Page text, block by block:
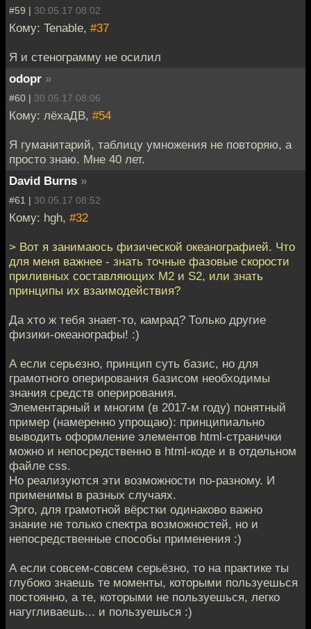
#59 | 30.05.17 08:02
Кому: Tenable, #37
Я и стенограмму не осилил
odopr »
#60 | 30.05.17 08:06
Кому: лёхаДВ, #54
Я гуманитарий, таблицу умножения не повторяю, а
просто знаю. Мне 40 лет.
David Burns »
#61 | 30.05.17 08:52
Кому: hgh, #32
> Вот я занимаюсь физической океанографией. Что
для меня важнее - знать точные фазовые скорости
приливных составляющих М2 и S2, или знать
принципы их взаимодействия?
Да хто ж тебя знает-то, камрад? Только другие
физики-океанографы! :)
А если серьезно, принцип суть базис, но для
грамотного оперирования базисом необходимы
знания средств оперирования.
Элементарный и многим (в 2017-м году) понятный
пример (намеренно упрощаю): принципиально
выводить оформление элементов html-странички
можно и непосредственно в html-коде и в отдельном
файле css.
Но реализуются эти возможности по-разному. И
применимы в разных случаях.
Эрго, для грамотной вёрстки одинаково важно
знание не только спектра возможностей, но и
непосредственные способы применения :)
А если совсем-совсем серьёзно, то на практике ты
глубоко знаешь те моменты, которыми пользуешься
постоянно, а те, которыми не пользуешься, легко
нагугливаешь... и пользуешься :)